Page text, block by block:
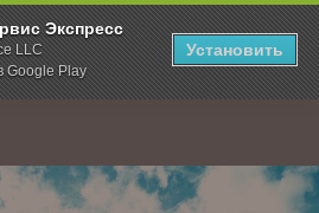
Экспресс
LLC
Google Play
Установить
Новости Транспортное сообщение через